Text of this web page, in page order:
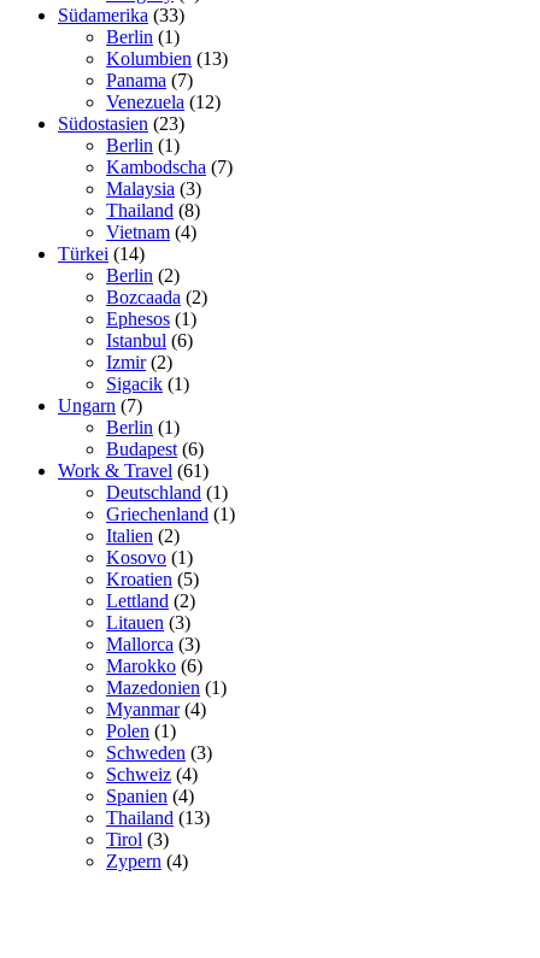
Südamerika (33)
Berlin (1)
Kolumbien (13)
Panama (7)
Venezuela (12)
Südostasien (23)
Berlin (1)
Kambodscha (7)
Malaysia (3)
Thailand (8)
Vietnam (4)
Türkei (14)
Berlin (2)
Bozcaada (2)
Ephesos (1)
Istanbul (6)
Izmir(2)
Sigacik (1)
Ungarn (7)
Berlin (1)
Budapest (6)
Work & Travel (61)
Deutschland (1)
Griechenland (1)
Italien (2)
Kosovo (1)
Kroatien (5)
Lettland (2)
Litauen (3)
Mallorca (3)
Marokko (6)
Mazedonien (1)
Myanmar(4)
Polen (1)
Schweden (3)
Schweiz (4)
Spanien (4)
Thailand (13)
Tirol (3)
Zypern (4)